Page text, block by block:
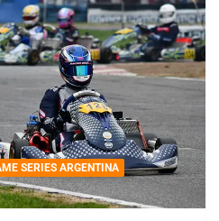
SERIES ARGENTINA